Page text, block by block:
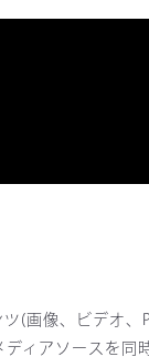
画像、ビデオ、
ィアソースを